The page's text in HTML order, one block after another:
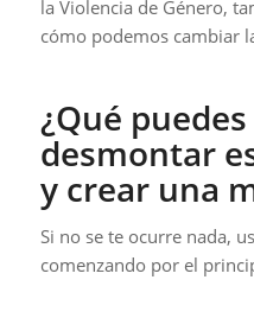
la Violencia de Género,
cómo podemos cambiar
¿Qué
desmontar
y crear una
Si no se te ocurre nada,
comenzando por el